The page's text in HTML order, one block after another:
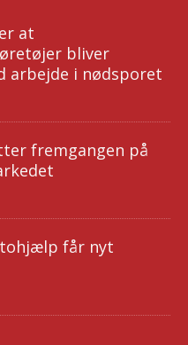
at
bliver
arbejde i nødsporet
fremgangen på
får nyt